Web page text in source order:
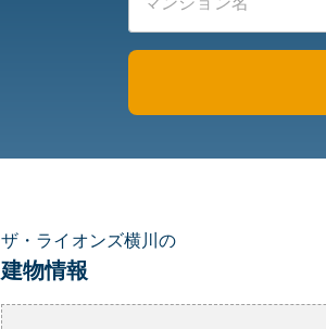
ザ・ライオンズ横川の
建物情報